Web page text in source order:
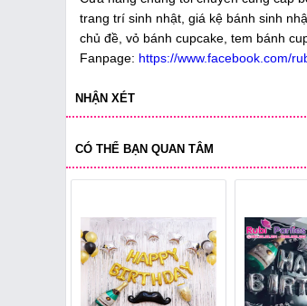
trang trí sinh nhật, giá kệ bánh sinh
chủ đề, vỏ bánh cupcake, tem bánh
Fanpage: https://www.facebook.com/
NHẬN XÉT
CÓ THỂ BẠN QUAN TÂM